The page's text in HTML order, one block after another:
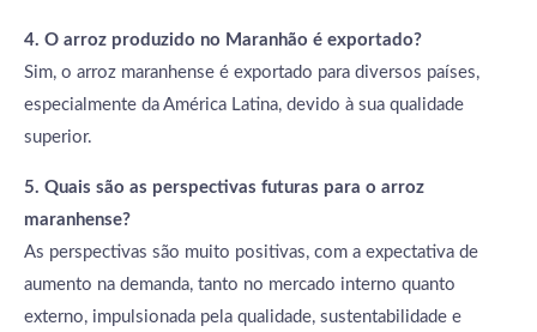
4. O arroz produzido no Maranhão é exportado?
Sim, o arroz maranhense é exportado para diversos países,
especialmente da América Latina, devido à sua qualidade
superior.
5. Quais são as perspectivas futuras para o arroz
maranhense?
As perspectivas são muito positivas, com a expectativa de
aumento na demanda, tanto no mercado interno quanto
externo, impulsionada pela qualidade, sustentabilidade e